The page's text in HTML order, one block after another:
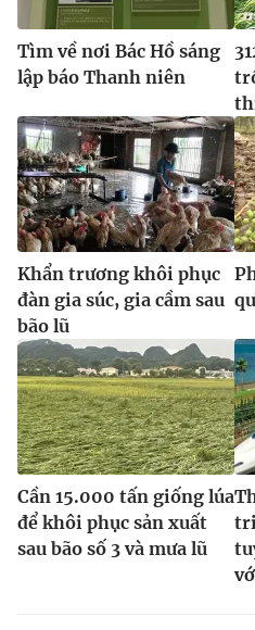
Tìm về nơi Bác Hồ sáng
lập báo Thanh niên
Khẩn trương khôi phục
đàn gia súc, gia cầm sau
bão lũ
Cần 15.000 tấn giống lúa
để khôi phục sản xuất
sau bão số 3 và mưa lũ